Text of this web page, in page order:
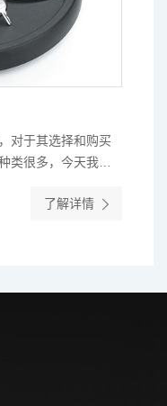
于其选择和购买
类很多，今天我们
了解详情